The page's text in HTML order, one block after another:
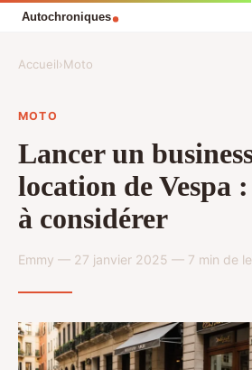
Accueil›Moto
MOTO
Lancer un
location de Vespa
à considérer
Emmy — 27 janvier 2025 — 7 min de